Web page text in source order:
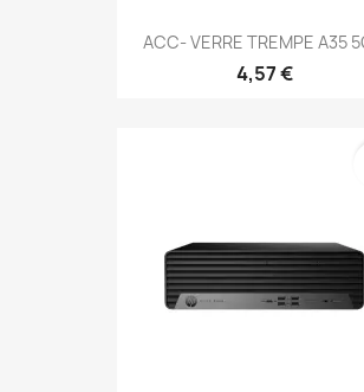
ACC- VERRE TREMPE A35
4,57 €